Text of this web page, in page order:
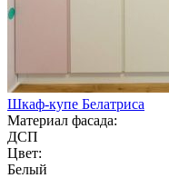
Шкаф-купе Белатриса
Материал фасада:
ДСП
Цвет:
Белый